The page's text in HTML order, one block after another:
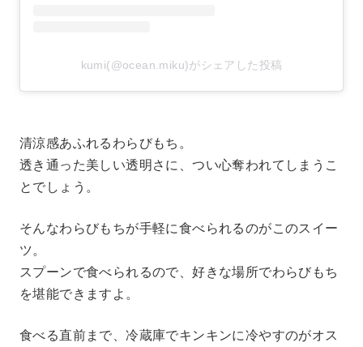
kumi(@ocean.miku)がシェアした投稿
清涼感あふれるわらびもち。
透き通った美しい透明さに、つい心奪われてしまうこ
とでしょう。
そんなわらびもちが手軽に食べられるのがこのスイー
ツ。
スプーンで食べられるので、好きな場所でわらびもち
を堪能できますよ。
食べる直前まで、冷蔵庫でキンキンに冷やすのがオス